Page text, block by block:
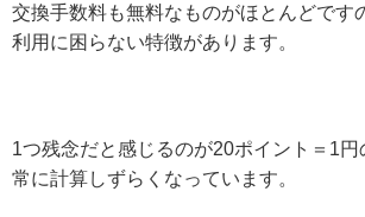
交換手数料も無料なものがほとんどです
利用に困らない特徴があります。
1つ残念だと感じるのが20ポイント＝1
常に計算しずらくなっています。